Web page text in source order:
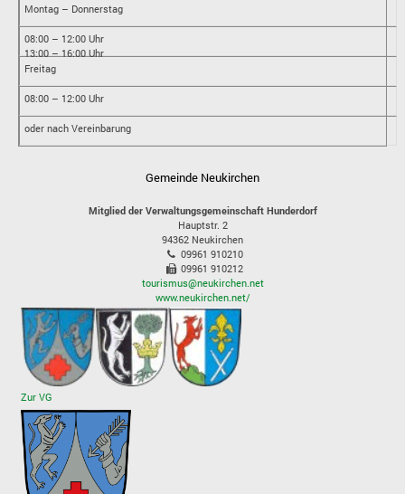
Montag – Donnerstag
08:00 – 12:00 Uhr
13:00 – 16:00 Uhr
Freitag
08:00 – 12:00 Uhr
oder nach Vereinbarung
Gemeinde Neukirchen
Mitglied der Verwaltungsgemeinschaft Hunderdorf
Hauptstr. 2
94362 Neukirchen
09961 910210
09961 910212
tourismus@neukirchen.net
www.neukirchen.net/
Zur VG